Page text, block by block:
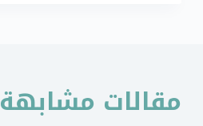
مقالات مشابهة